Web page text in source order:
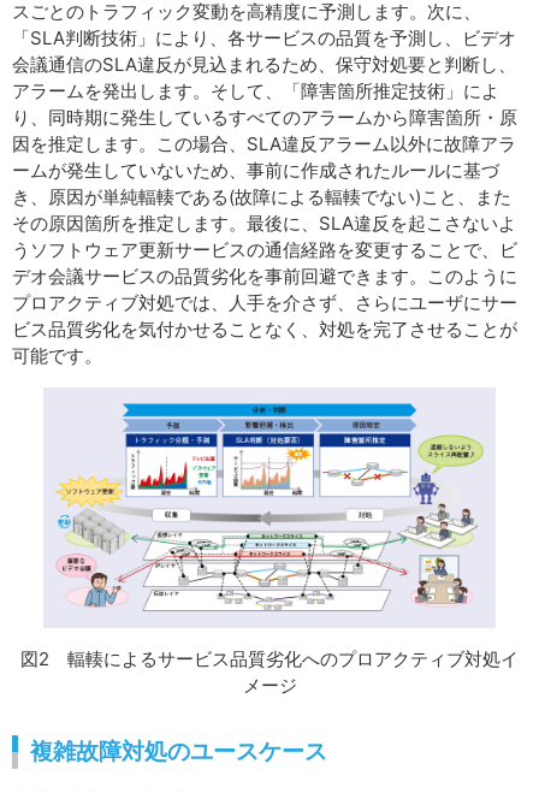
スごとのトラフィック変動を高精度に予測します。次に、
「SLA判断技術」により、各サービスの品質を予測し、ビデオ
会議通信のSLA違反が見込まれるため、保守対処要と判断し、
アラームを発出します。そして、「障害箇所推定技術」によ
り、同時期に発生しているすべてのアラームから障害箇所・原
因を推定します。この場合、SLA違反アラーム以外に故障アラ
ームが発生していないため、事前に作成されたルールに基づ
き、原因が単純輻輳である(故障による輻輳でない)こと、また
その原因箇所を推定します。最後に、SLA違反を起こさないよ
うソフトウェア更新サービスの通信経路を変更することで、ビ
デオ会議サービスの品質劣化を事前回避できます。このように
プロアクティブ対処では、人手を介さず、さらにユーザにサー
ビス品質劣化を気付かせることなく、対処を完了させることが
可能です。
図2 輻輳によるサービス品質劣化へのプロアクティブ対処イ
メージ
複雑故障対処のユースケース